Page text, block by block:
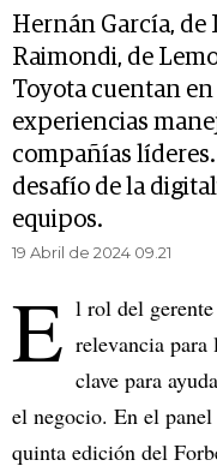
Hernán García,
Raimondi, de
Toyota cuentan
experiencias
compañías
desafío de la
equipos.
19 Abril de 2024 09.21
E l rol del
relevancia para
clave para
el negocio. En el
quinta edición del